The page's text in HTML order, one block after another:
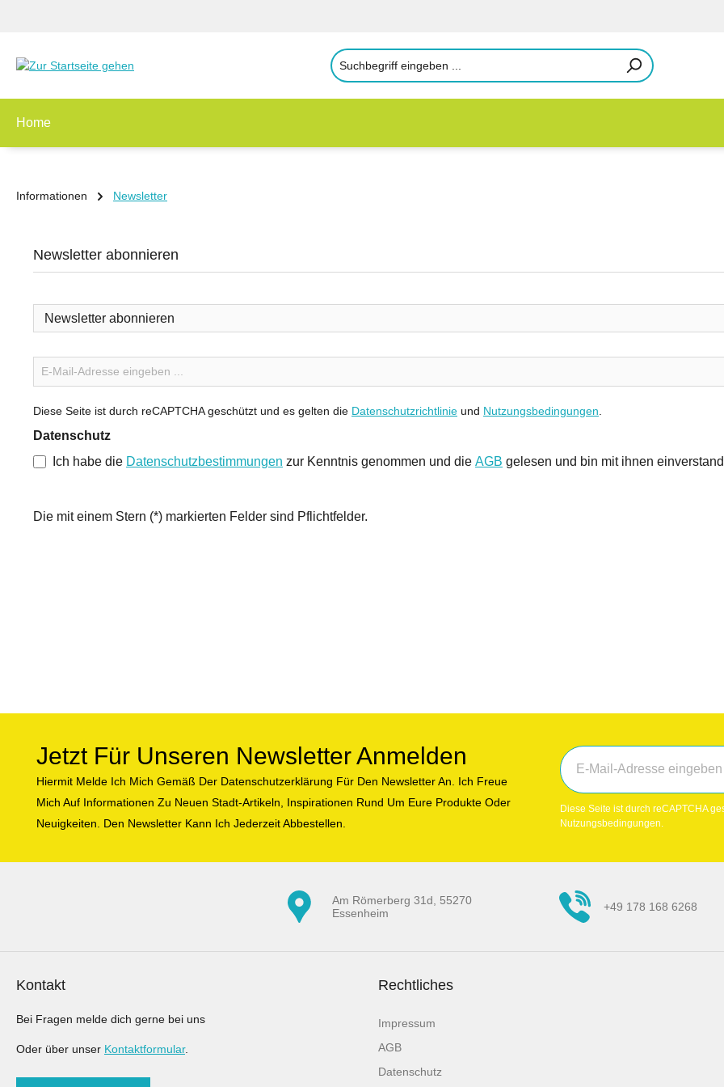
Home
Informationen Newsletter
Newsletter abonnieren
Diese Seite ist durch reCAPTCHA geschützt und es gelten die Datenschutzrichtlinie und Nutzungsbedingungen
Datenschutz
Ich habe die Datenschutzbestimmungen zur Kenntnis genommen und die AGB gelesen und bin mit ihnen
Die mit einem Stern (*) markierten Felder sind Pflichtfelder.
Jetzt Für Unseren Newsletter Anmelden
Hiermit Melde Ich Mich Gemäß Der Datenschutzerklärung Für Den Newsletter An. Ich Freue
Mich Auf Informationen Zu Neuen Stadt-Artikeln, Inspirationen Rund Um Eure Produkte Oder
Neuigkeiten. Den Newsletter Kann Ich Jederzeit Abbestellen.
Diese Seite ist durch reCAPTCHA
Nutzungsbedingungen.
Am Römerberg 31d, 55270
Essenheim
+49 178 168 6268
Kontakt
Bei Fragen melde dich gerne bei uns
Oder über unser Kontaktformular.
Rechtliches
Impressum
AGB
Datenschutz